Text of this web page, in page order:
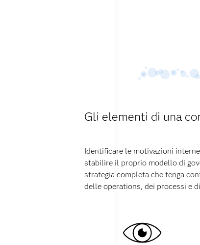
Gli elementi di una
Identificare le motivazioni
stabilire il proprio modello di
strategia completa che tenga
delle operations, dei processi e